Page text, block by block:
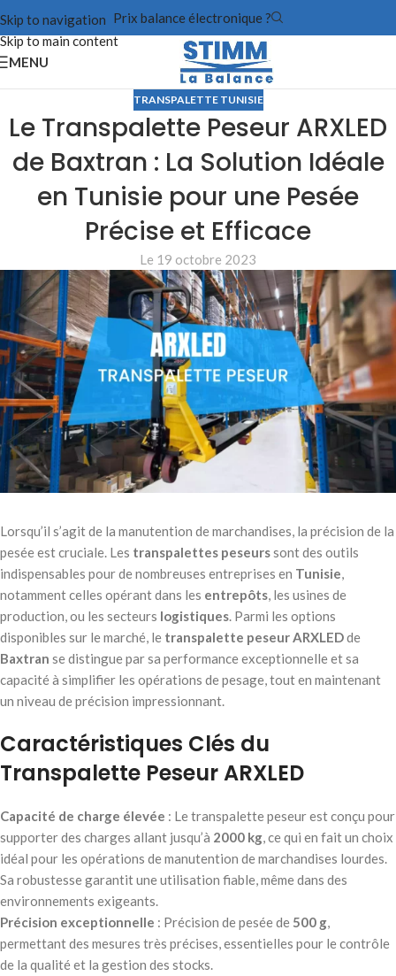
Skip to navigation
Skip to main content
Prix balance électronique ?
MENU
TRANSPALETTE TUNISIE
Le Transpalette Peseur ARXLED
de Baxtran : La Solution Idéale
en Tunisie pour une Pesée
Précise et Efficace
Le 19 octobre 2023
Lorsqu’il s’agit de la manutention de marchandises, la précision de la
pesée est cruciale. Les transpalettes peseurssont des outils
indispensables pour de nombreuses entreprises en Tunisie,
notamment celles opérant dans les entrepôts, les usines de
production, ou les secteurs logistiques. Parmi les options
disponibles sur le marché, le transpalette peseur ARXLEDde
Baxtran se distingue par sa performance exceptionnelle et sa
capacité à simplifier les opérations de pesage, tout en maintenant
un niveau de précision impressionnant.
Caractéristiques Clés du
Transpalette Peseur ARXLED
Capacité de charge élevée : Le transpalette peseur est conçu pour
supporter des charges allant jusqu’à 2000 kg, ce qui en fait un choix
idéal pour les opérations de manutention de marchandises lourdes.
Sa robustesse garantit une utilisation fiable, même dans des
environnements exigeants.
Précision exceptionnelle : Précision de pesée de 500 g,
permettant des mesures très précises, essentielles pour le contrôle
de la qualité et la gestion des stocks.